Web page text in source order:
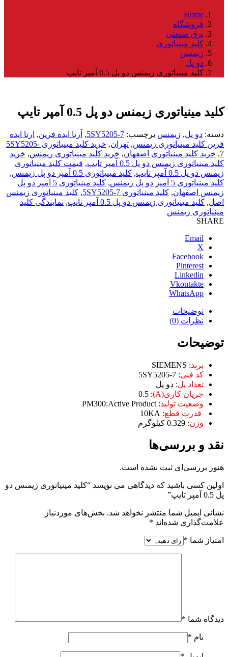
Home
فروشگاه
برق صنعتی
کلید مینیاتوری
زیمنس
دو پل
کلید مینیاتوری زیمنس دو پل 0.5 آمپر تایپ
کلید مینیاتوری زیمنس دو پل 0.5 آمپر تایپ
دسته: دو پل, زیمنس برچسب: 5SY5205-7
, آرتا ایده فرین, ارتا ایده
فرین کلید مینیاتوری زیمنس, تهران,
خرید کلید مینیاتوری 5SY5205-
7
, خرید کلید مینیاتوری اصفهان, خرید کلید مینیاتوری زیمنس, خرید
کلید مینیاتوری زیمنس دو پل 0.5 آمپر تایپ
, قیمت کلید مینیاتوری
زیمنس دو پل 0.5 آمپر تایپ
, کلید مینیاتوری 0.5 آمپر دو پل زیمنس
,
کلید مینیاتوری 5 آمپر دو پل زیمنس
,
کلید مینیاتوری 5 آمپر دو پل
زیمنس اصفهان, کلید مینیاتوری 5SY5205-7 , کلید مینیاتوری زیمنس
اصل, کلید مینیاتوری زیمنس دو پل 0.5 آمپر تایپ , نمایندگی کلید
مینیاتوری زیمنس
SHARE
Email
X
Facebook
Pinterest
Linkedin
Vkontakte
WhatsApp
توضیحات
نظرات (0)
توضیحات
برند: SIEMENS
کد فنی: 5SY5205-7
تعداد پل: دو پل
جریان کاری(A)
: 0.5
وضعیت تولید: PM300:Active Product
قدرت قطع: 10KA
وزن: 0.329 کیلوگرم
نقد و بررسی‌ها
هنوز بررسی‌ای ثبت نشده است.
اولین کسی باشید که دیدگاهی می نویسد “کلید مینیاتوری زیمنس دو
پل 0.5 آمپر تایپ”
نشانی ایمیل شما منتشر نخواهد شد. بخش‌های موردنیاز
علامت‌گذاری شده‌اند *
امتیاز شما *
دیدگاه شما *
نام *